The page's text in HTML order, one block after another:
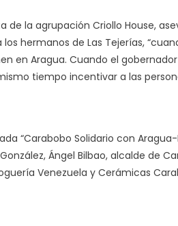
de la agrupación Criollo House,
hermanos de Las Tejerías,
en Aragua. Cuando el
tiempo incentivar a las
“Carabobo Solidario con
Ángel Bilbao, alcalde de
Venezuela y Cerámicas